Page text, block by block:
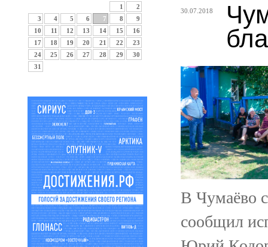
1
2
3
4 5 6 7 8
9
10
11 12 13 14 15
16
17
18 19 20 21 22
23
24
25 26 27 28 29
30
31
30.07.2018
В Чумаёво
сообщил